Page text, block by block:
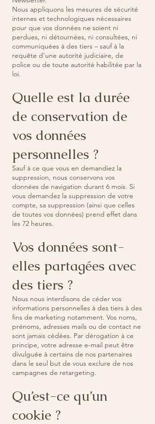
Nous appliquons les mesures de sécurité
internes et technologiques nécessaires
pour que vos données ne soient ni
perdues, ni détournées, ni consultées, ni
communiquées à des tiers – sauf à la
requête d’une autorité judiciaire, de
police ou de toute autorité habilitée par la
loi.
Quelle est la durée
de conservation de
vos données
personnelles ?
Sauf à ce que vous en demandiez la
suppression, nous conservons vos
données de navigation durant 6 mois. Si
vous demandez la suppression de votre
compte, sa suppression (ainsi que celles
de toutes vos données) prend effet dans
les 72 heures.
Vos données sont-
elles partagées avec
des tiers ?
Nous nous interdisons de céder vos
informations personnelles à des tiers à des
fins de marketing notamment. Vos noms,
prénoms, adresses mails ou de contact ne
sont jamais cédées. Par dérogation à ce
principe, votre adresse e-mail peut être
divulguée à certains de nos partenaires
dans le seul but de vous exclure de nos
campagnes de retargeting.
Qu’est-ce qu’un
cookie ?